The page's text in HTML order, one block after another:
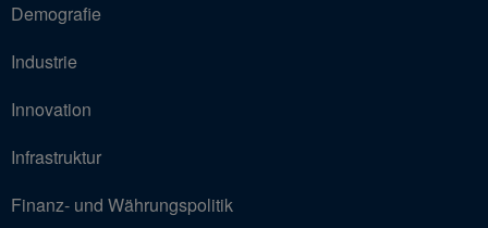
Demografie
Industrie
Innovation
Infrastruktur
Finanz- und Währungspolitik